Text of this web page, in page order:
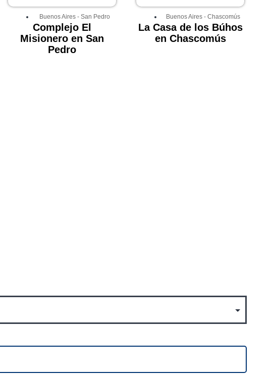
Buenos Aires - San Pedro
Complejo El
Misionero en San
Pedro
Buenos Aires- Chascomús
La Casa de los Búhos
en Chascomús